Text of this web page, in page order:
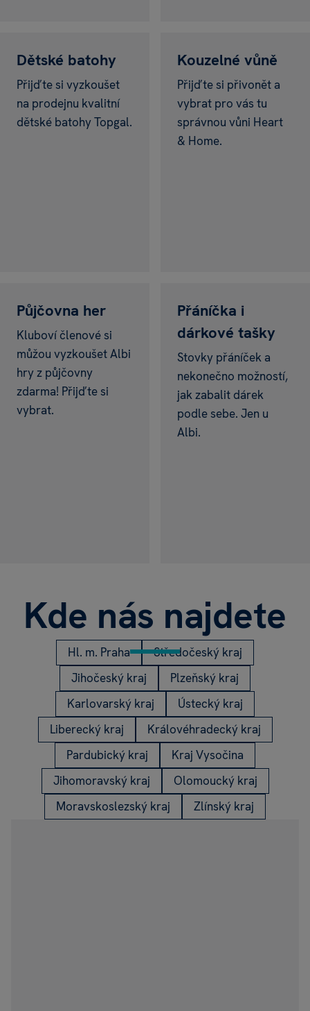
Dětské batohy
Přijďte si vyzkoušet
na prodejnu kvalitní
dětské batohy Topgal.
Kouzelné vůně
Přijďte si přivonět a
vybrat pro vás tu
správnou vůni Heart
& Home.
Půjčovna her
Kluboví členové si
můžou vyzkoušet Albi
hry z půjčovny
zdarma! Přijďte si
vybrat.
Přáníčka i
dárkové tašky
Stovky přáníček a
nekonečno možností,
jak zabalit dárek
podle sebe. Jen u
Albi.
Kde nás najdete
Hl. m. Praha
Středočeský kraj
Jihočeský kraj
Plzeňský kraj
Karlovarský kraj
Ústecký kraj
Liberecký kraj
Královéhradecký kraj
Pardubický kraj
Kraj Vysočina
Jihomoravský kraj
Olomoucký kraj
Moravskoslezský kraj
Zlínský kraj